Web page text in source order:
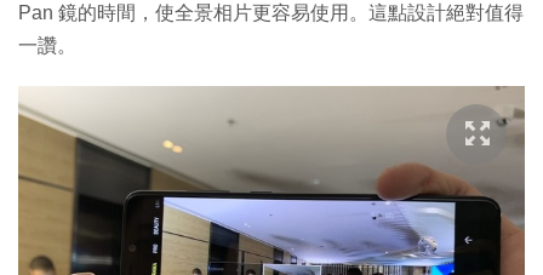
Pan 鏡的時間，使全景相片更容易使用。這點設計絕對值得
一讚。